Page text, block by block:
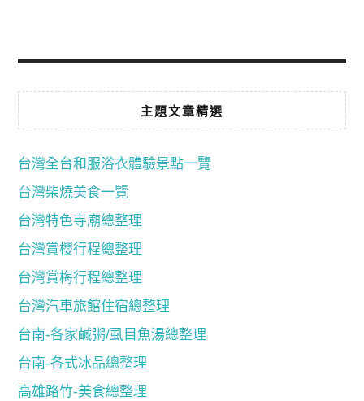
主題文章精選
台灣全台和服浴衣體驗景點一覽
台灣柴燒美食一覽
台灣特色寺廟總整理
台灣賞櫻行程總整理
台灣賞梅行程總整理
台灣汽車旅館住宿總整理
台南-各家鹹粥/虱目魚湯總整理
台南-各式冰品總整理
高雄路竹-美食總整理